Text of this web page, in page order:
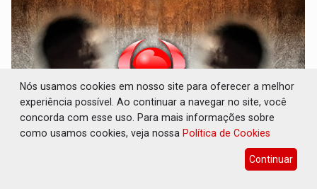
VULGO 'UNIÃO': Chefe de facção criminosa é
Nós usamos cookies em nosso site para oferecer a melhor
experiência possível. Ao continuar a navegar no site, você
concorda com esse uso. Para mais informações sobre
como usamos cookies, veja nossa Política de Cookies
Continuar